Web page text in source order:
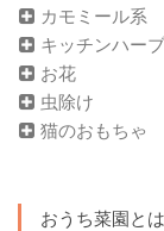
カモミール系
キッチンハーブ
お花
虫除け
猫のおもちゃ
おうち菜園とは